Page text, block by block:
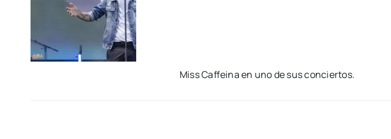
Miss Caf­fei­na en uno de sus con­cier­tos.